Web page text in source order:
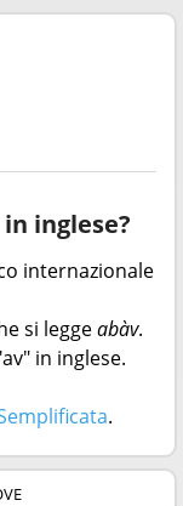
inglese?
internazionale
si leggeabàv.
in inglese.
.